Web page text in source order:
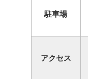
駐車場
アクセス